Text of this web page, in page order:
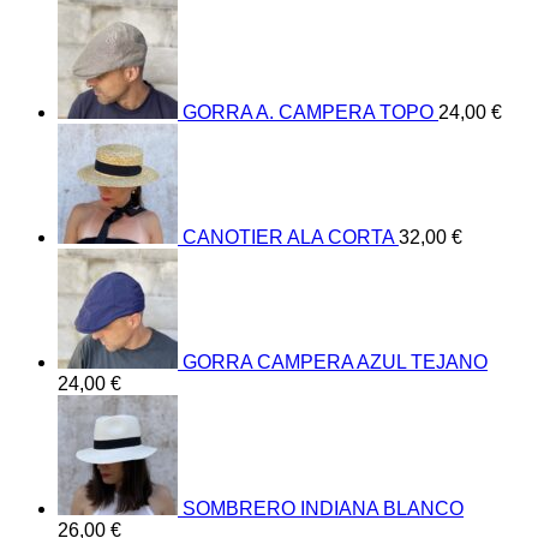
GORRA A. CAMPERA TOPO 24,00 €
CANOTIER ALA CORTA 32,00 €
GORRA CAMPERA AZUL TEJANO
24,00 €
SOMBRERO INDIANA BLANCO
26,00 €